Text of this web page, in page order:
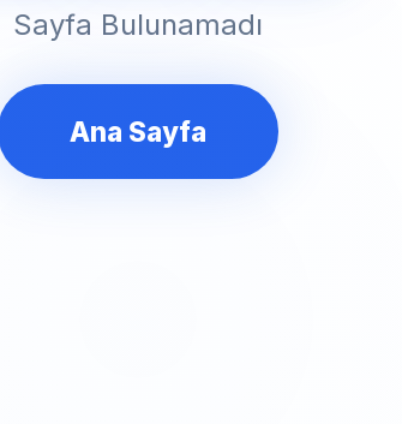
Sayfa Bulunamadı
Ana Sayfa